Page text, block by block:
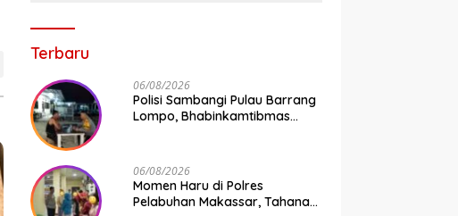
Terbaru
06/08/2026
Polisi Sambangi Pulau Barrang
Lompo, Bhabinkamtibmas
06/08/2026
Momen Haru di Polres
Pelabuhan Makassar, Tahanan